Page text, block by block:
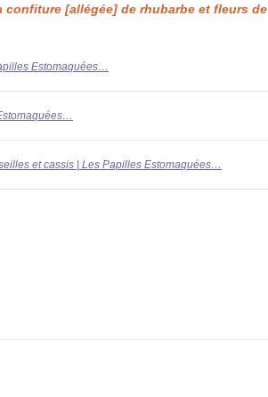
[allégée] de rhubarbe et fleurs de
Estomaquées…
et cassis | Les Papilles Estomaquées…